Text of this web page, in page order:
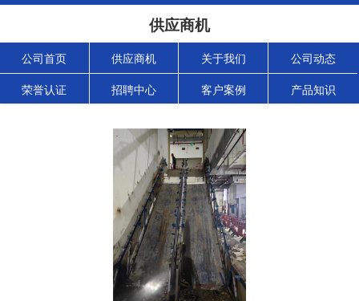
供应商机
公司首页 供应商机 关于我们 公司动态
荣誉认证 招聘中心 客户案例 产品知识